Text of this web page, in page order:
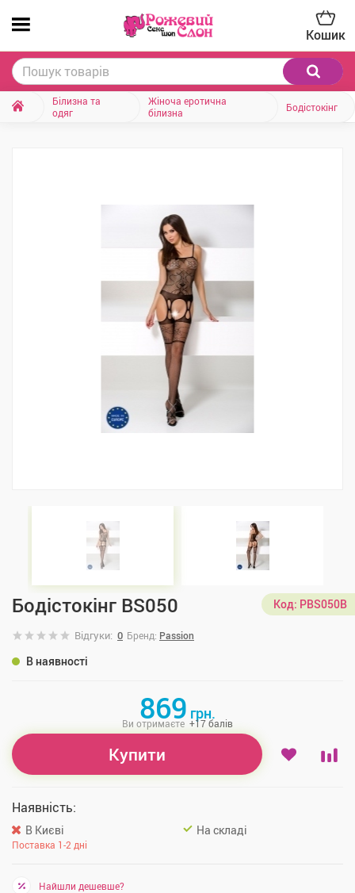
Кошик
Білизна та
одяг
Жіноча еротична
білизна
Бодістокінг
Бодістокінг BS050 Код: PBS050B
Відгуки: 0 Бренд: Passion
В наявності
869 грн.
Ви отримаєте +17балів
Купити
Наявність:
В Києві
Поставка 1-2 дні
На складі
Найшли дешевше?